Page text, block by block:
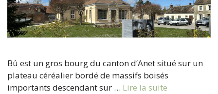
Bû est un gros bourg du canton d’Anet situé sur un
plateau céréalier bordé de massifs boisés
importants descendant sur … Lire la suite